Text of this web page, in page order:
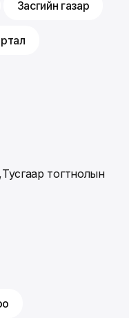
Засгийн газар
тогтнолын